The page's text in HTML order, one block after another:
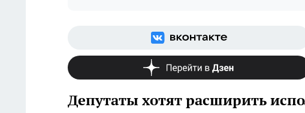
Депутаты хотят расширить